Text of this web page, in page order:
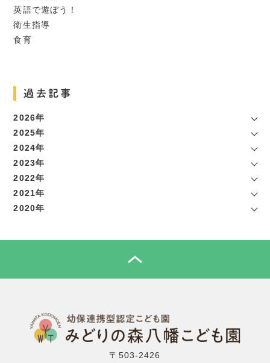
英語で遊ぼう！
衛生指導
食育
過去記事
2026年
2025年
2024年
2023年
2022年
2021年
2020年
〒503-2426